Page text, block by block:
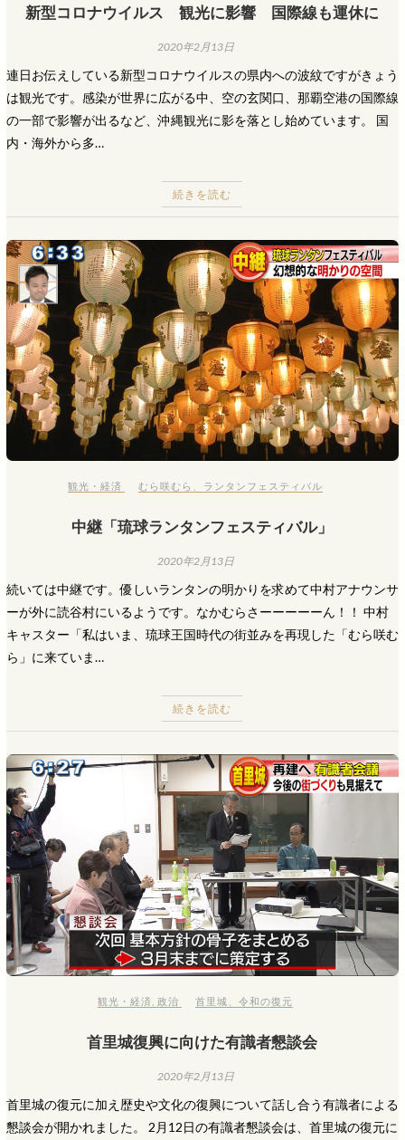
新型コロナウイルス 観光に影響 国際線も運休に
2020年2月13日
連日お伝えしている新型コロナウイルスの県内への波紋ですがきょう
は観光です。感染が世界に広がる中、空の玄関口、那覇空港の国際線
の一部で影響が出るなど、沖縄観光に影を落とし始めています。 国
内・海外から多…
続きを読む
観光・経済 むら咲むら ランタンフェスティバル
中継「琉球ランタンフェスティバル」
2020年2月13日
続いては中継です。優しいランタンの明かりを求めて中村アナウンサ
ーが外に読谷村にいるようです。なかむらさーーーーーん！！ 中村
キャスター「私はいま、琉球王国時代の街並みを再現した「むら咲む
ら」に来ていま…
続きを読む
観光・経済 ,政治 首里城 、令和の復元
首里城復興に向けた有識者懇談会
2020年2月13日
首里城の復元に加え歴史や文化の復興について話し合う有識者による
懇談会が開かれました。 2月12日の有識者懇談会は、首里城の復元に